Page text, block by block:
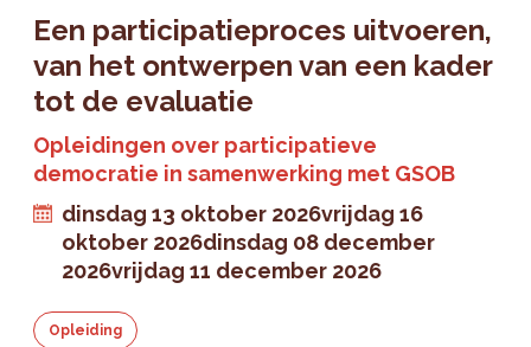
Een participatieproces uitvoeren,
van het ontwerpen van een kader
tot de evaluatie
Opleidingen over participatieve
democratie in samenwerking met GSOB
dinsdag 13 oktober 2026vrijdag 16
oktober 2026dinsdag 08 december
2026vrijdag 11 december 2026
Opleiding